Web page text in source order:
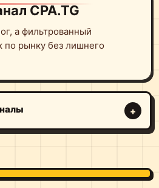
CPA.TG
а фильтрованный
по рынку без лишнего